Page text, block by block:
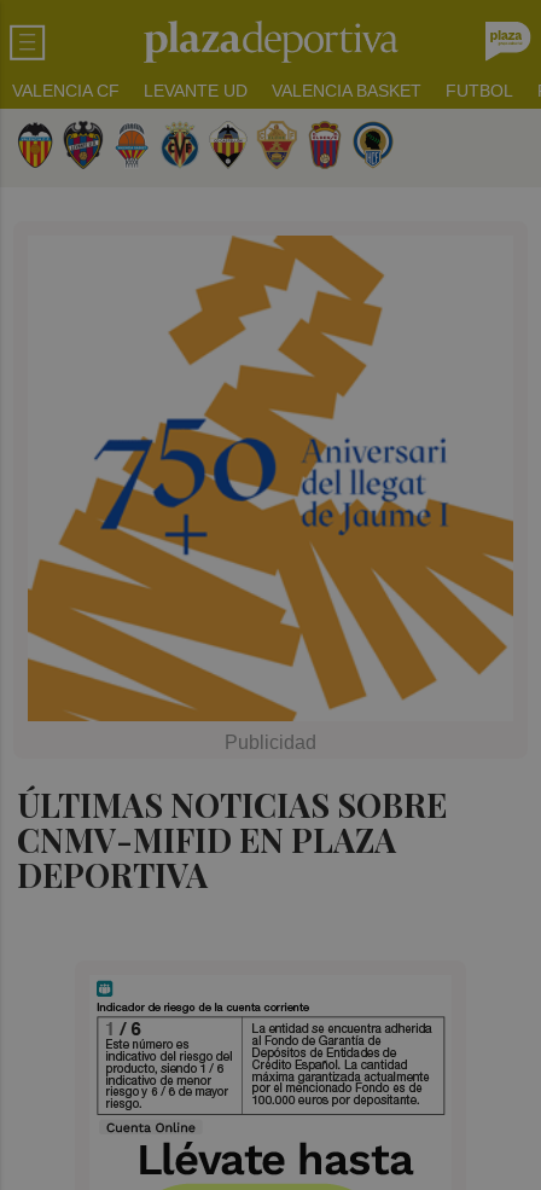
VALENCIA CF LEVANTE UD VALENCIA BASKET FUTBOL
ÚLTIMAS NOTICIAS SOBRE
CNMV-MIFID EN PLAZA
DEPORTIVA